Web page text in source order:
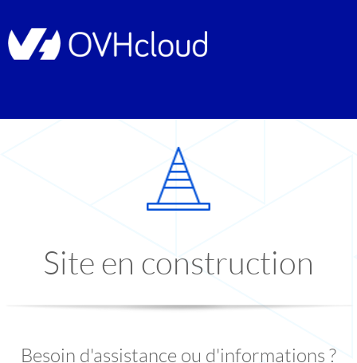
Site en construction
Besoin d'assistance ou d'informations ?